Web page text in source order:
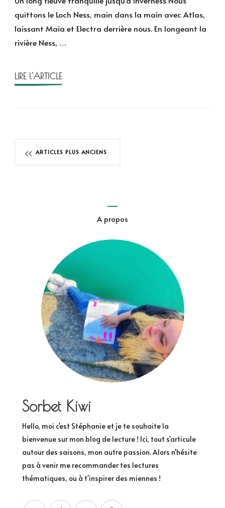
les
traces
des
quittons le Loch Ness, main dans la main avec Atlas,
laissant Maia et Electra derrière nous. En longeant la
rivière Ness, …
LIRE l'ARTICLE
Navigation
ARTICLES PLUS ANCIENS
A propos
Sorbet Kiwi
Hello, moi c'est Stéphanie et je te souhaite la
bienvenue sur mon blog de lecture ! Ici, tout s'articule
autour des saisons, mon autre passion. Alors n'hésite
pas à venir me recommander tes lectures
thématiques, ou à t'inspirer des miennes !